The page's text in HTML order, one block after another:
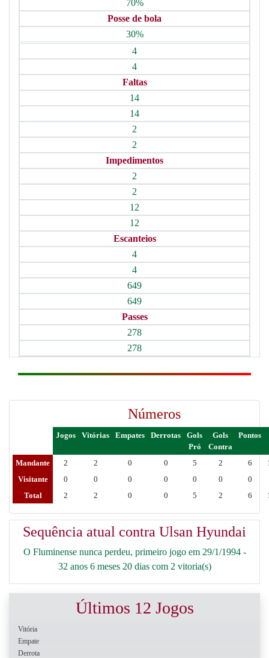
70%
Posse de bola
30%
4
4
Faltas
14
14
2
2
Impedimentos
2
2
12
12
Escanteios
4
4
649
649
Passes
278
278
Números
Jogos Vitórias Empates Derrotas
Gols
Pró
Gols
Contra
Pontos
Mandante 2 2 0 0 5 2 6
Visitante
0 0 0 0 0 0
0
Total
2 2 0 0 5 2 6
Sequência atual contra Ulsan Hyundai
O Fluminense nunca perdeu, primeiro jogo em 29/1/1994 -
32 anos 6 meses 20 dias com 2 vitoria(s)
Últimos 12 Jogos
Vitória
Empate
Derrota